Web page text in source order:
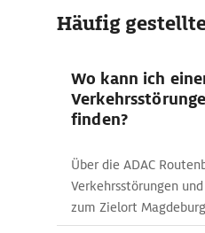
Häufig
Wo kann ich
finden?
Über die ADAC
Verkehrsstörungen
zum Zielort